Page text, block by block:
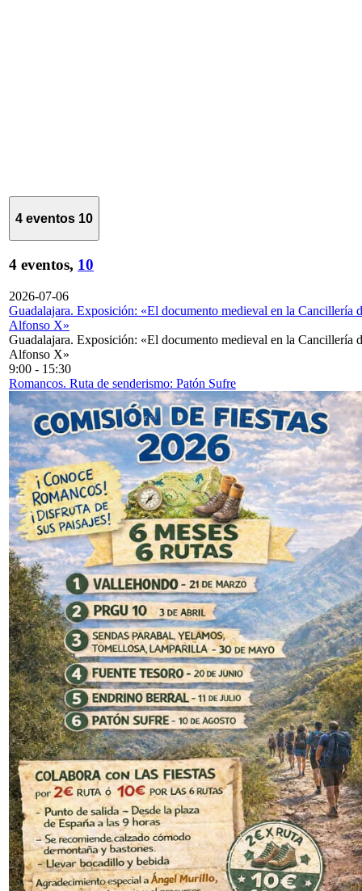
4 eventos 10
4 eventos, 10
2026-07-06
Guadalajara. Exposición: «El documento medieval en la Cancillería
Alfonso X»
Guadalajara. Exposición: «El documento medieval en la Cancillería
Alfonso X»
9:00 - 15:30
Romancos. Ruta de senderismo: Patón Sufre